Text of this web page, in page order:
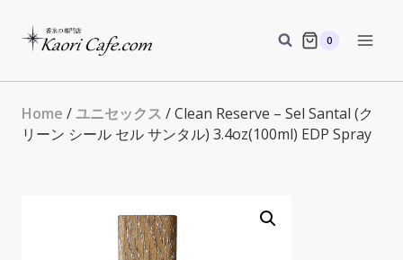
0
Home /ユニセックス / Clean Reserve – Sel Santal (ク
リーン シール セル サンタル) 3.4oz(100ml) EDP Spray